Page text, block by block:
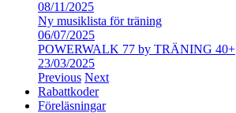
08/11/2025
Ny musiklista för träning
06/07/2025
POWERWALK 77 by TRÄNING 40+
23/03/2025
Previous Next
Rabattkoder
Föreläsningar